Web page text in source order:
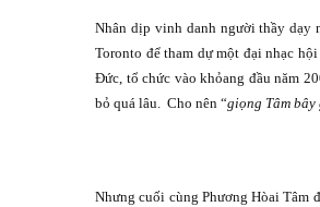
Nhân dịp vinh danh người thầy dạy
Toronto để tham dự một đại nhạc
Đức, tổ chức vào khỏang đầu năm
bỏ quá lâu. Cho nên “giọng Tâm bây
Nhưng cuối cùng Phương Hòai Tâm